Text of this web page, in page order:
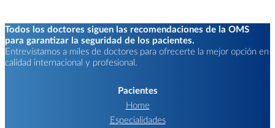
Todos los doctores siguen las recomendaciones de la OMS
para garantizar la seguridad de los pacientes.
Entrevistamos a miles de doctores para ofrecerte la mejor opción en
calidad internacional y profesional.
Pacientes
Home
Especialidades